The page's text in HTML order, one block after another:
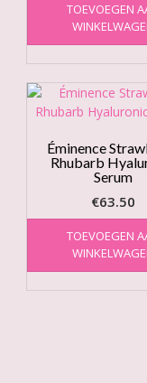
TOEVOEGEN
Éminence
Rhubarb
Serum
€63.50
TOEVOEGEN